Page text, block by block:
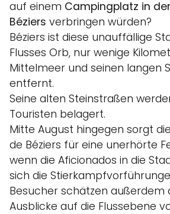
auf einem Campingplatz in
Béziers verbringen würden?
Béziers ist diese unauffällige
Flusses Orb, nur wenige
Mittelmeer und seinen langen
entfernt.
Seine alten Steinstraßen
Touristen belagert.
Mitte August hingegen sorgt
de Béziers für eine unerhörte
wenn die Aficionados in die
sich die
Besucher schätzen außerdem
Ausblicke auf die Flussebene